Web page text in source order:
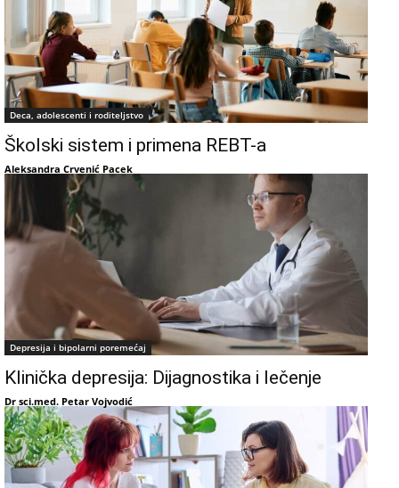
Deca, adolescenti i roditeljstvo
Školski sistem i primena REBT-a
Aleksandra Crvenić Pacek
Depresija i bipolarni poremećaj
Klinička depresija: Dijagnostika i lečenje
Dr sci.med. Petar Vojvodić